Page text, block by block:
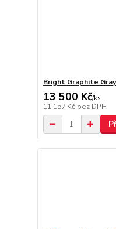
Bright Graphite
13 500 Kč/ks
11 157 Kč bez DPH